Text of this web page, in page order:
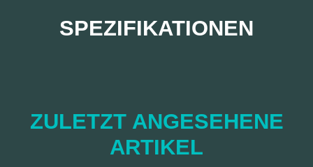
SPEZIFIKATIONEN
ZULETZT ANGESEHENE
ARTIKEL